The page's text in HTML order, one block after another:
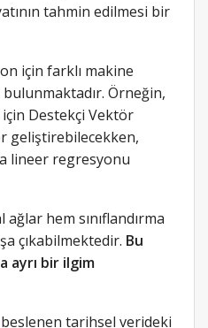
tahmin edilmesi bir
için farklı makine
Örneğin,
için Destekçi Vektör
geliştirebilecekken,
lineer regresyonu
ağlar hem sınıflandırma
çıkabilmektedir. Bu
ayrı bir ilgim
beslenen tarihsel verideki